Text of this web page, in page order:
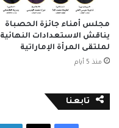
مجلس أمناء جائزة الحصباة
يناقش الاستعدادات النهائية
لملتقى المرأة الإماراتية
منذ 5 أيام
تابعنا